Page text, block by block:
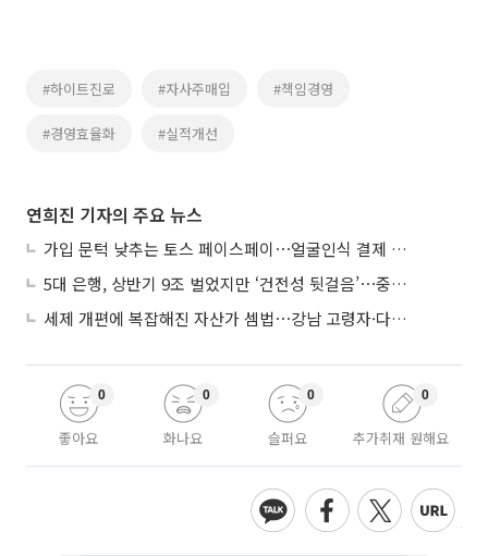
#하이트진로 #자사주매입 #책임경영
#경영효율화 #실적개선
연희진 기자의 주요 뉴스
가입 문턱 낮추는 토스 페이스페이⋯얼굴인식 결제 확산 속도낸다
5대 은행, 상반기 9조 벌었지만 ‘건전성 뒷걸음’⋯중기대출 문턱 높아지나
세제 개편에 복잡해진 자산가 셈법⋯강남 고령자·다주택자 ‘자산재편 고심’
좋아요
0
화나요
0
슬퍼요
0
추가취재 원해요
0